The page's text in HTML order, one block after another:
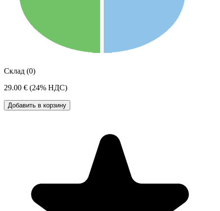
Склад (0)
29.00 € (24% НДС)
Добавить в корзину